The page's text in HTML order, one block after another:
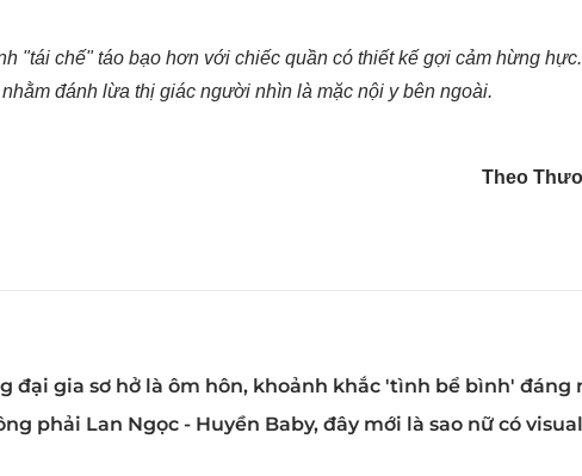
"tái chế" táo bạo hơn với chiếc quần có thiết kế gợi cảm hừng
đánh lừa thị giác người nhìn là mặc nội y bên ngoài.
Theo
đại gia sơ hở là ôm hôn, khoảnh khắc 'tình bể bình' đáng
phải Lan Ngọc - Huyền Baby, đây mới là sao nữ có